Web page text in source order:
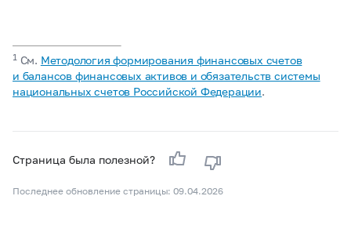
1См. Методология формирования финансовых счетов
и балансов финансовых активов и обязательств системы
национальных счетов Российской Федерации.
Страница была полезной?
Последнее обновление страницы: 09.04.2026